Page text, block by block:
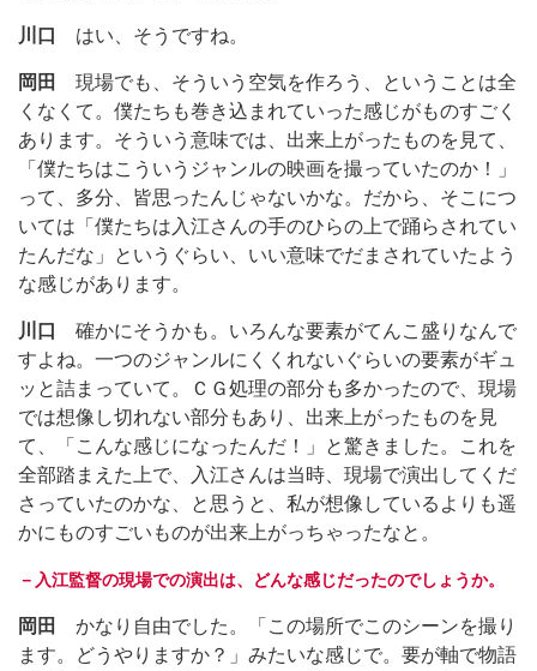
川口 はい、そうですね。
岡田
現場でも、そういう空気を作ろう、ということは全
くなくて。僕たちも巻き込まれていった感じがものすごく
あります。そういう意味では、出来上がったものを見て、
「僕たちはこういうジャンルの映画を撮っていたのか！」
って、多分、皆思ったんじゃないかな。だから、そこにつ
いては「僕たちは入江さんの手のひらの上で踊らされてい
たんだな」というぐらい、いい意味でだまされていたよう
な感じがあります。
川口
確かにそうかも。いろんな要素がてんこ盛りなんで
すよね。一つのジャンルにくくれないぐらいの要素がギュ
ッと詰まっていて。ＣＧ処理の部分も多かったので、現場
では想像し切れない部分もあり、出来上がったものを見
て、「こんな感じになったんだ！」と驚きました。これを
全部踏まえた上で、入江さんは当時、現場で演出してくだ
さっていたのかな、と思うと、私が想像しているよりも遥
かにものすごいものが出来上がっちゃったなと。
－入江監督の現場での演出は、どんな感じだったのでしょうか。
岡田
かなり自由でした。「この場所でこのシーンを撮り
ます。どうやりますか？」みたいな感じで。要が軸で物語